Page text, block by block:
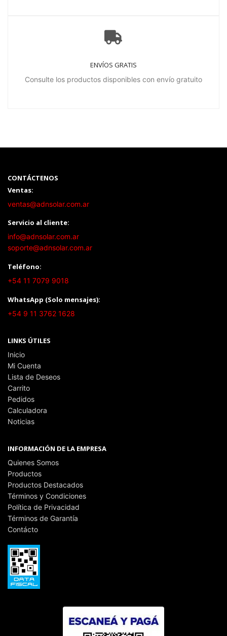
ENVÍOS GRATIS
Consulte los productos disponibles con envío gratuito
CONTÁCTENOS
Ventas:
ventas@adnsolar.com.ar
Servicio al cliente:
info@adnsolar.com.ar
soporte@adnsolar.com.ar
Teléfono:
+54 11 7079 9018
WhatsApp (Solo mensajes):
+54 9 11 3762 1628
LINKS ÚTILES
Inicio
Mi Cuenta
Lista de Deseos
Carrito
Pedidos
Calculadora
Noticias
INFORMACIÓN DE LA EMPRESA
Quienes Somos
Productos
Productos Destacados
Términos y Condiciones
Política de Privacidad
Términos de Garantía
Contácto